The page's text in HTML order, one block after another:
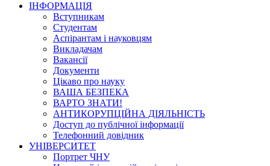
ІНФОРМАЦІЯ
Вступникам
Студентам
Аспірантам і науковцям
Викладачам
Вакансії
Документи
Цікаво про науку
ВАША БЕЗПЕКА
ВАРТО ЗНАТИ!
АНТИКОРУПЦІЙНА ДІЯЛЬНІСТЬ
Доступ до публічної інформації
Телефонний довідник
УНІВЕРСИТЕТ
Портрет ЧНУ